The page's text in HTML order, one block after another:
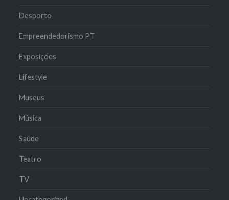
Desporto
Empreendedorismo PT
Exposições
Lifestyle
Museus
Música
Saúde
Teatro
TV